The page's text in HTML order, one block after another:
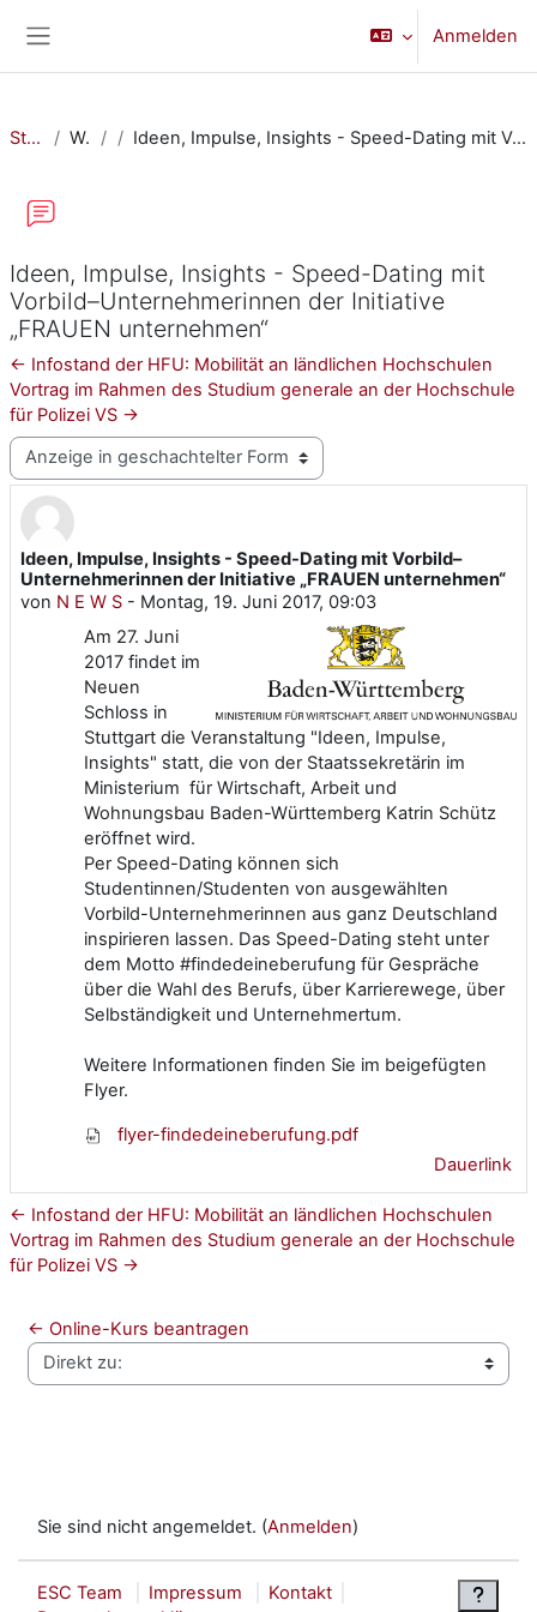
Anmelden
Startseite Website Ideen, Impulse, Insights - Speed-Dating mit Vorbild–Unternehmerinnen der Initiative „FRAUEN unternehmen“
Ideen, Impulse, Insights - Speed-Dating mit
Vorbild–Unternehmerinnen der Initiative
„FRAUEN unternehmen“
← Infostand der HFU: Mobilität an ländlichen Hochschulen
Vortrag im Rahmen des Studium generale an der Hochschule
für Polizei VS →
Anzeigemodus
Ideen, Impulse, Insights - Speed-Dating mit Vorbild–
Unternehmerinnen der Initiative „FRAUEN unternehmen“
von N E W S - Montag, 19. Juni 2017, 09:03
Anzahl Antworten: 0
Am 27. Juni
2017 findet im
Neuen
Schloss in
Stuttgart die Veranstaltung "Ideen, Impulse,
Insights" statt, die von der Staatssekretärin im
Ministerium für Wirtschaft, Arbeit und
Wohnungsbau Baden-Württemberg Katrin Schütz
eröffnet wird.
Per Speed-Dating können sich
Studentinnen/Studenten von ausgewählten
Vorbild-Unternehmerinnen aus ganz Deutschland
inspirieren lassen. Das Speed-Dating steht unter
dem Motto #findedeineberufung für Gespräche
über die Wahl des Berufs, über Karrierewege, über
Selbständigkeit und Unternehmertum.
Weitere Informationen finden Sie im beigefügten
Flyer.
flyer-findedeineberufung.pdf
Dauerlink
← Infostand der HFU: Mobilität an ländlichen Hochschulen
Vortrag im Rahmen des Studium generale an der Hochschule
für Polizei VS →
← Online-Kurs beantragen
Direkt zu:
Sie sind nicht angemeldet. (Anmelden)
ESC Team Impressum
Kontakt